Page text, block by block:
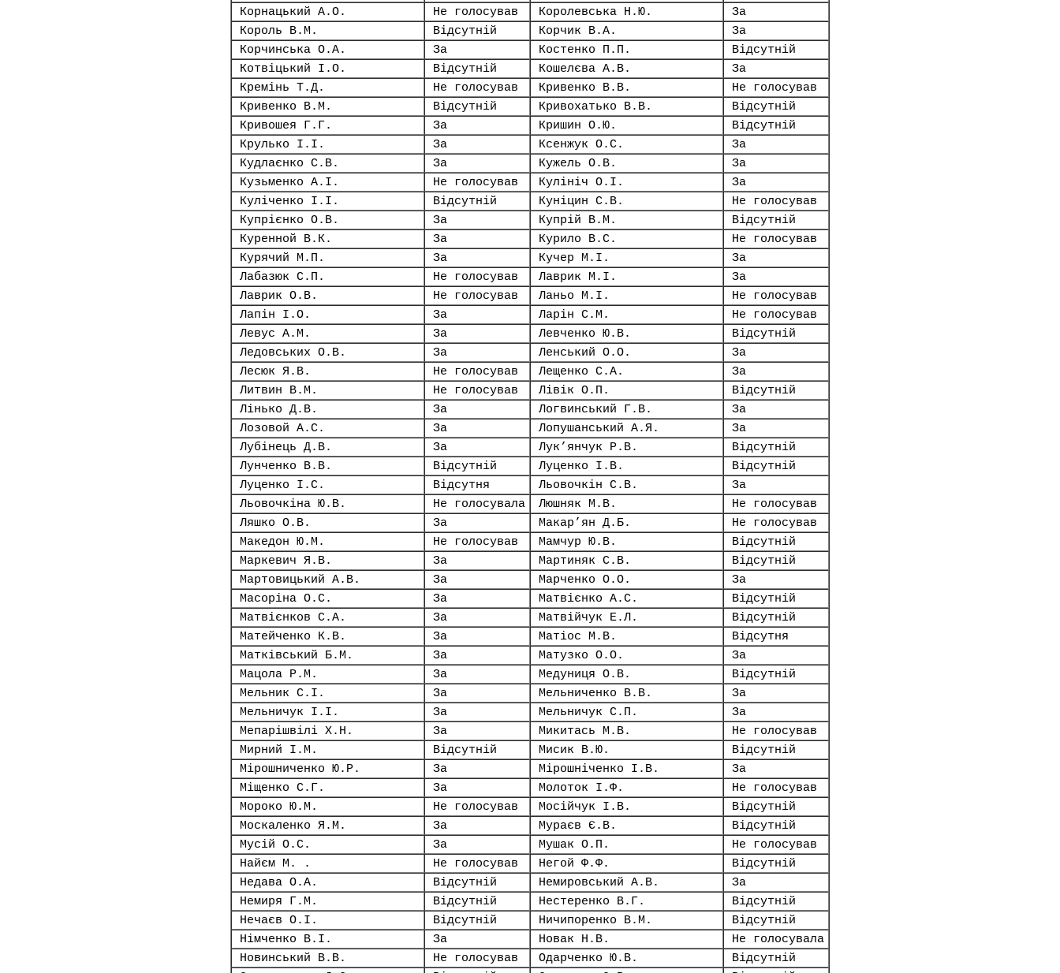
Корнацький А.О.
Не голосував Королевська Н.Ю.
За
Король В.М.
Відсутній Корчик В.А.
За
Корчинська О.А.
За Костенко П.П.
Відсутній
Котвіцький І.О.
Відсутній Кошелєва А.В.
За
Кремінь Т.Д.
Не голосував Кривенко В.В.
Не голосував
Кривенко В.М.
Відсутній Кривохатько В.В.
Відсутній
Кривошея Г.Г.
За Кришин О.Ю.
Відсутній
Крулько І.І.
За Ксенжук О.С.
За
Кудлаєнко С.В.
За Кужель О.В.
За
Кузьменко А.І.
Не голосував Кулініч О.І.
За
Куліченко І.І.
Відсутній Куніцин С.В.
Не голосував
Купрієнко О.В.
За Купрій В.М.
Відсутній
Куренной В.К.
За Курило В.С.
Не голосував
Курячий М.П.
За Кучер М.І.
За
Лабазюк С.П.
Не голосував Лаврик М.І.
За
Лаврик О.В.
Не голосував Ланьо М.І.
Не голосував
Лапін І.О.
За Ларін С.М.
Не голосував
Левус А.М.
За Левченко Ю.В.
Відсутній
Ледовських О.В.
За Ленський О.О.
За
Лесюк Я.В.
Не голосував Лещенко С.А.
За
Литвин В.М.
Не голосував Лівік О.П.
Відсутній
Лінько Д.В.
За Логвинський Г.В.
За
Лозовой А.С.
За Лопушанський А.Я.
За
Лубінець Д.В.
За Лук’янчук Р.В.
Відсутній
Лунченко В.В.
Відсутній Луценко І.В.
Відсутній
Луценко І.С.
Відсутня Льовочкін С.В.
За
Льовочкіна Ю.В.
Не голосувала Люшняк М.В.
Не голосував
Ляшко О.В.
За Макар’ян Д.Б.
Не голосував
Македон Ю.М.
Не голосував Мамчур Ю.В.
Відсутній
Маркевич Я.В.
За Мартиняк С.В.
Відсутній
Мартовицький А.В.
За Марченко О.О.
За
Масоріна О.С.
За Матвієнко А.С.
Відсутній
Матвієнков С.А.
За Матвійчук Е.Л.
Відсутній
Матейченко К.В.
За Матіос М.В.
Відсутня
Матківський Б.М.
За Матузко О.О.
За
Мацола Р.М.
За Медуниця О.В.
Відсутній
Мельник С.І.
За Мельниченко В.В.
За
Мельничук І.І.
За Мельничук С.П.
За
Мепарішвілі Х.Н.
За Микитась М.В.
Не голосував
Мирний І.М.
Відсутній Мисик В.Ю.
Відсутній
Мірошниченко Ю.Р.
За Мірошніченко І.В.
За
Міщенко С.Г.
За Молоток І.Ф.
Не голосував
Мороко Ю.М.
Не голосував Мосійчук І.В.
Відсутній
Москаленко Я.М.
За Мураєв Є.В.
Відсутній
Мусій О.С.
За Мушак О.П.
Не голосував
Найєм М. .
Не голосував Негой Ф.Ф.
Відсутній
Недава О.А.
Відсутній Немировський А.В.
За
Немиря Г.М.
Відсутній Нестеренко В.Г.
Відсутній
Нечаєв О.І.
Відсутній Ничипоренко В.М.
Відсутній
Німченко В.І.
За Новак Н.В.
Не голосувала
Новинський В.В.
Не голосував Одарченко Ю.В.
Відсутній